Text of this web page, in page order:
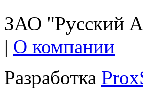
ЗАО "Русский
| О компании
Разработка